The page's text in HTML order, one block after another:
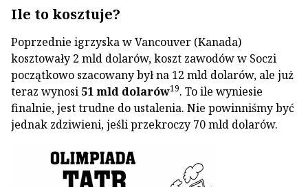
Ile to kosztuje?
Poprzednie igrzyska w Vancouver (Kanada)
kosztowały 2 mld dolarów, koszt zawodów w Soczi
początkowo szacowany był na 12 mld dolarów, ale już
teraz wynosi 51 mld dolarów19. To ile wyniesie
finalnie, jest trudne do ustalenia. Nie powinniśmy być
jednak zdziwieni, jeśli przekroczy 70 mld dolarów.